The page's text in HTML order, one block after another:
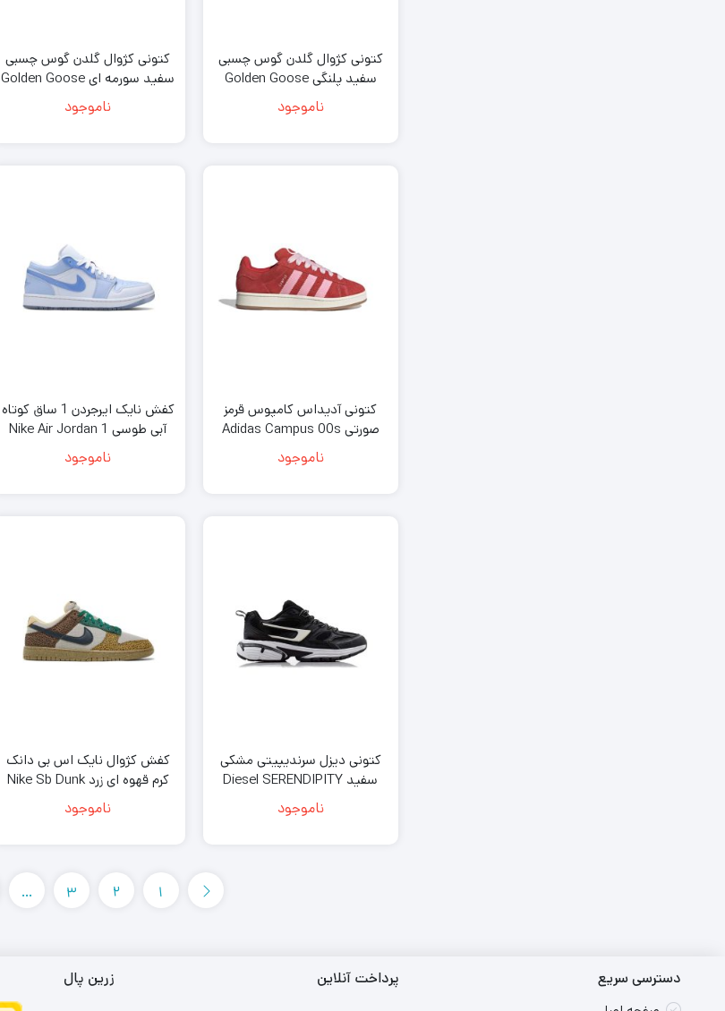
کتونی کژوال گلدن گوس چسبی
سفید پلنگی Golden Goose
Superstar White Brown
Leopard
ناموجود
کتونی کژوال گلدن گوس چسبی
سفید سورمه ای Golden Goose
Superstar White Navy Blue
ناموجود
کتونى آدیداس کامپوس قرمز
صورتی Adidas Campus 00s
Red Pink
ناموجود
کفش نایک ایرجردن 1 ساق کوتاه
آبی طوسی Nike Air Jordan 1
Low SE Mighty Swooshers
ناموجود
کتونی دیزل سرندیپیتی مشکی
سفید Diesel SERENDIPITY
PRO-X1 Black White
ناموجود
کفش کژوال نایک اس بی دانک
کرم قهوه ای زرد Nike Sb Dunk
Low Golden Moss
ناموجود
1
2
3
…
دسترسی سریع پرداخت آنلاین زرین پال